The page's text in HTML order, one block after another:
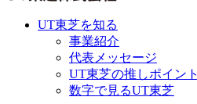
UT東芝を知る
事業紹介
代表メッセージ
UT東芝の推しポイント
数字で見るUT東芝